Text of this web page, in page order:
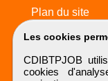
Les cookies
CDIBTPJOB
cookies
Plan du site